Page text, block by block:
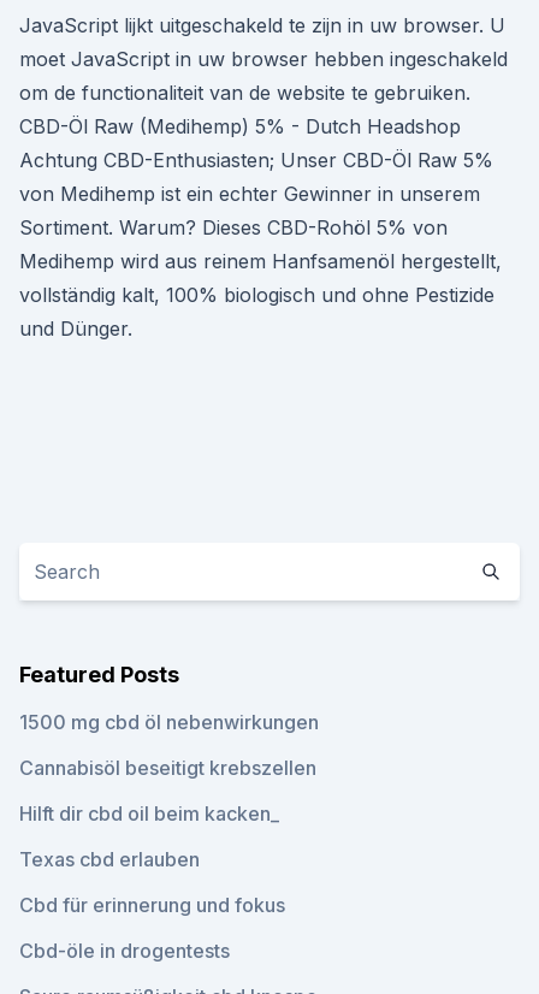
JavaScript lijkt uitgeschakeld te zijn in uw browser. U
moet JavaScript in uw browser hebben ingeschakeld
om de functionaliteit van de website te gebruiken.
CBD-Öl Raw (Medihemp) 5% - Dutch Headshop
Achtung CBD-Enthusiasten; Unser CBD-Öl Raw 5%
von Medihemp ist ein echter Gewinner in unserem
Sortiment. Warum? Dieses CBD-Rohöl 5% von
Medihemp wird aus reinem Hanfsamenöl hergestellt,
vollständig kalt, 100% biologisch und ohne Pestizide
und Dünger.
Featured Posts
1500 mg cbd öl nebenwirkungen
Cannabisöl beseitigt krebszellen
Hilft dir cbd oil beim kacken_
Texas cbd erlauben
Cbd für erinnerung und fokus
Cbd-öle in drogentests